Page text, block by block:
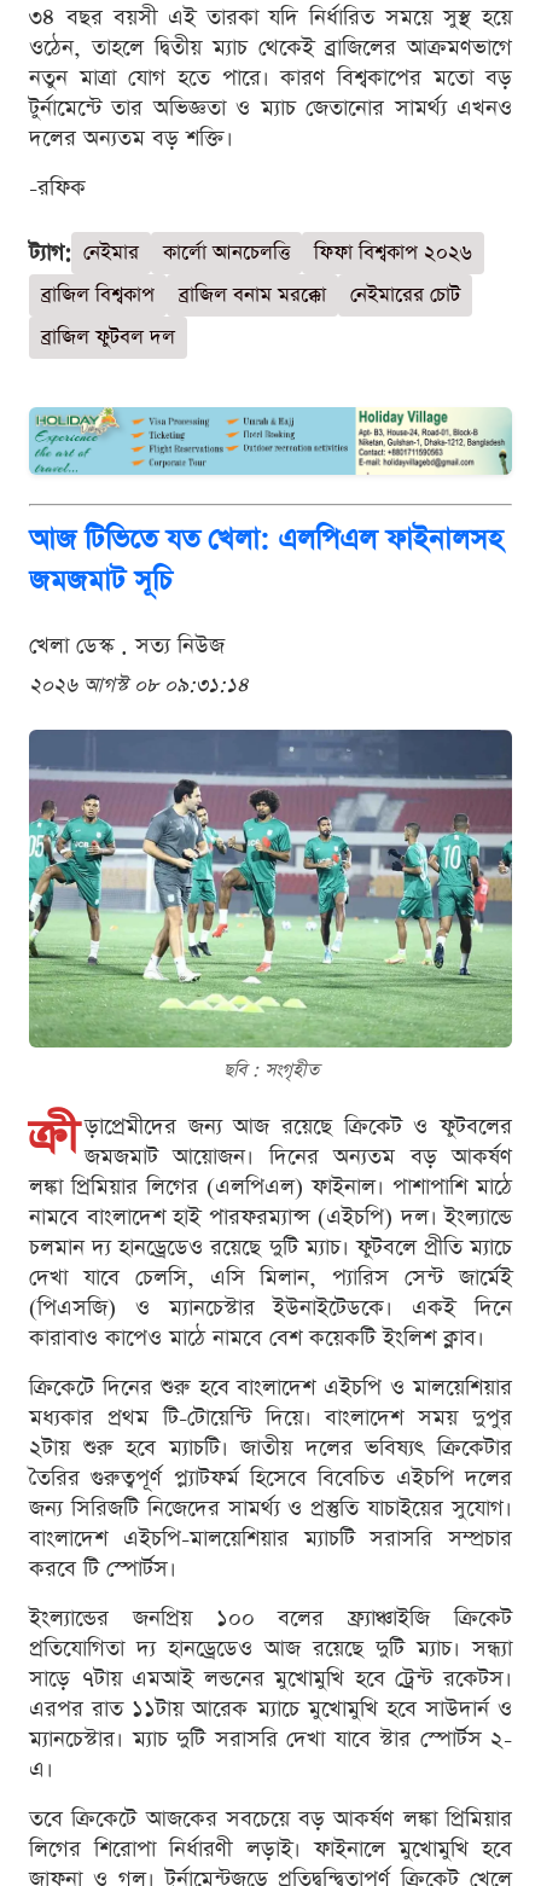
৩৪ বছর বয়সী এই তারকা যদি নির্ধারিত সময়ে সুস্থ হয়ে
ওঠেন, তাহলে দ্বিতীয় ম্যাচ থেকেই ব্রাজিলের আক্রমণভাগে
নতুন মাত্রা যোগ হতে পারে। কারণ বিশ্বকাপের মতো বড়
টুর্নামেন্টে তার অভিজ্ঞতা ও ম্যাচ জেতানোর সামর্থ্য এখনও
দলের অন্যতম বড় শক্তি।
-রফিক
ট্যাগ: নেইমার কার্লো আনচেলত্তি
ফিফা বিশ্বকাপ ২০২৬
ব্রাজিল বিশ্বকাপ
ব্রাজিল বনাম মরক্কো
নেইমারের চোট
ব্রাজিল ফুটবল দল
আজ টিভিতে যত খেলা: এলপিএল ফাইনালসহ
জমজমাট সূচি
খেলা ডেস্ক . সত্য নিউজ
২০২৬ আগস্ট ০৮ ০৯:৩১:১৪
ছবি : সংগৃহীত
ক্রী ড়াপ্রেমীদের জন্য আজ রয়েছে ক্রিকেট ও ফুটবলের
জমজমাট আয়োজন। দিনের অন্যতম বড় আকর্ষণ
লঙ্কা প্রিমিয়ার লিগের (এলপিএল) ফাইনাল। পাশাপাশি মাঠে
নামবে বাংলাদেশ হাই পারফরম্যান্স (এইচপি) দল। ইংল্যান্ডে
চলমান দ্য হানড্রেডেও রয়েছে দুটি ম্যাচ। ফুটবলে প্রীতি ম্যাচে
দেখা যাবে চেলসি, এসি মিলান, প্যারিস সেন্ট জার্মেই
(পিএসজি) ও ম্যানচেস্টার ইউনাইটেডকে। একই দিনে
কারাবাও কাপেও মাঠে নামবে বেশ কয়েকটি ইংলিশ ক্লাব।
ক্রিকেটে দিনের শুরু হবে বাংলাদেশ এইচপি ও মালয়েশিয়ার
মধ্যকার প্রথম টি-টোয়েন্টি দিয়ে। বাংলাদেশ সময় দুপুর
২টায় শুরু হবে ম্যাচটি। জাতীয় দলের ভবিষ্যৎ ক্রিকেটার
তৈরির গুরুত্বপূর্ণ প্ল্যাটফর্ম হিসেবে বিবেচিত এইচপি দলের
জন্য সিরিজটি নিজেদের সামর্থ্য ও প্রস্তুতি যাচাইয়ের সুযোগ।
বাংলাদেশ এইচপি-মালয়েশিয়ার ম্যাচটি সরাসরি সম্প্রচার
করবে টি স্পোর্টস।
ইংল্যান্ডের জনপ্রিয় ১০০ বলের ফ্র্যাঞ্চাইজি ক্রিকেট
প্রতিযোগিতা দ্য হানড্রেডেও আজ রয়েছে দুটি ম্যাচ। সন্ধ্যা
সাড়ে ৭টায় এমআই লন্ডনের মুখোমুখি হবে ট্রেন্ট রকেটস।
এরপর রাত ১১টায় আরেক ম্যাচে মুখোমুখি হবে সাউদার্ন ও
ম্যানচেস্টার। ম্যাচ দুটি সরাসরি দেখা যাবে স্টার স্পোর্টস ২-
এ।
তবে ক্রিকেটে আজকের সবচেয়ে বড় আকর্ষণ লঙ্কা প্রিমিয়ার
লিগের শিরোপা নির্ধারণী লড়াই। ফাইনালে মুখোমুখি হবে
জাফনা ও গল। টুর্নামেন্টজুড়ে প্রতিদ্বন্দ্বিতাপূর্ণ ক্রিকেট খেলে